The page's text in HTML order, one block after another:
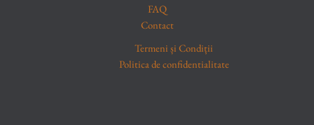
FAQ
Contact
Termeni și Condiții
Politica de confidentialitate